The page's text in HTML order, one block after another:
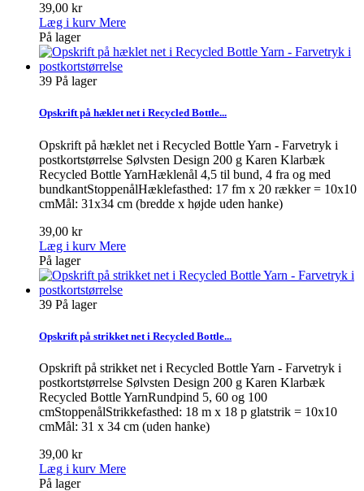
39,00 kr
Læg i kurv Mere
På lager
39 På lager
Opskrift på hæklet net i Recycled Bottle...
Opskrift på hæklet net i Recycled Bottle Yarn - Farvetryk i
postkortstørrelse Sølvsten Design 200 g Karen Klarbæk
Recycled Bottle YarnHæklenål 4,5 til bund, 4 fra og med
bundkantStoppenålHæklefasthed: 17 fm x 20 rækker = 10x10
cmMål: 31x34 cm (bredde x højde uden hanke)
39,00 kr
Læg i kurv Mere
På lager
39 På lager
Opskrift på strikket net i Recycled Bottle...
Opskrift på strikket net i Recycled Bottle Yarn - Farvetryk i
postkortstørrelse Sølvsten Design 200 g Karen Klarbæk
Recycled Bottle YarnRundpind 5, 60 og 100
cmStoppenålStrikkefasthed: 18 m x 18 p glatstrik = 10x10
cmMål: 31 x 34 cm (uden hanke)
39,00 kr
Læg i kurv Mere
På lager